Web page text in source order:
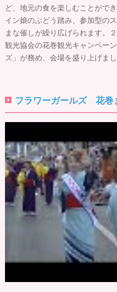
ど、地元の食を楽しむことがで
イン娘のぶどう踏み、参加型の
まな催しが繰り広げられます。
観光協会の花巻観光キャンペー
ズ」が務め、会場を盛り上げまし
フラワーガールズ 花巻